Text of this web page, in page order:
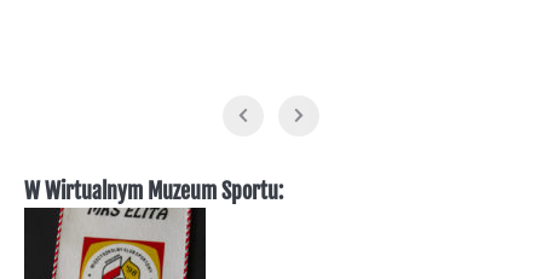
W Wirtualnym Muzeum Sportu: